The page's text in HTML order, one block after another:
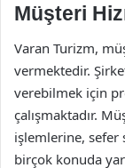
Müşteri
Varan Turizm,
vermektedir.
verebilmek için
çalışmaktadır.
işlemlerine, sefer
birçok konuda